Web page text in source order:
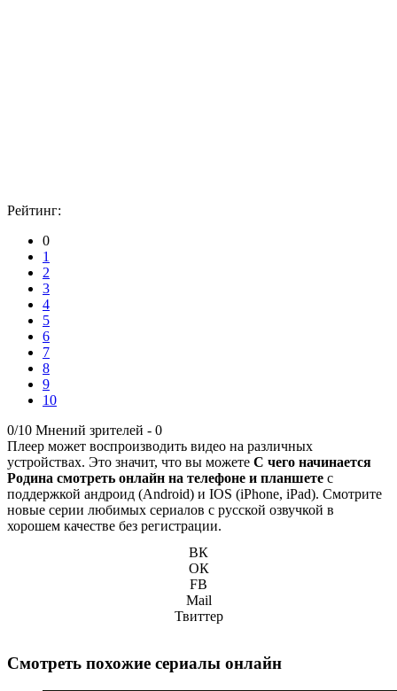
Рейтинг:
0
1
2
3
4
5
6
7
8
9
10
0/10 Мнений зрителей - 0
Плеер может воспроизводить видео на различных
устройствах. Это значит, что вы можете С чего начинается
Родина смотреть онлайн на телефоне и планшете с
поддержкой андроид (Android) и IOS (iPhone, iPad). Смотрите
новые серии любимых сериалов с русской озвучкой в
хорошем качестве без регистрации.
ВК
ОК
FB
Mail
Твиттер
Смотреть похожие сериалы онлайн